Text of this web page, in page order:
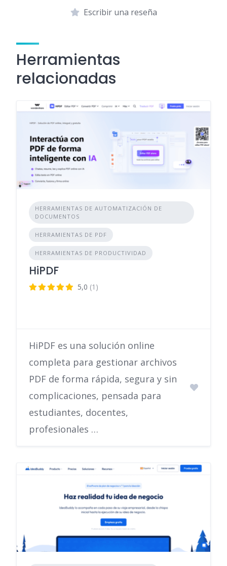
Escribir una reseña
Herramientas
relacionadas
HERRAMIENTAS DE AUTOMATIZACIÓN DE
DOCUMENTOS
HERRAMIENTAS DE PDF
HERRAMIENTAS DE PRODUCTIVIDAD
HiPDF
5,0 (1)
HiPDF es una solución online
completa para gestionar archivos
PDF de forma rápida, segura y sin
complicaciones, pensada para
estudiantes, docentes,
profesionales …